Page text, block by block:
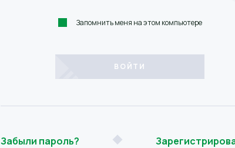
Запомнить меня на этом компьютере
Забыли пароль?